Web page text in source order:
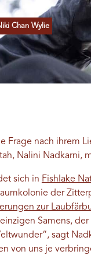
Chan Wylie
Frage nach ihrem
Nalini Nadkarni,
sich in Fishlake
der
zur
Samens,
sagt
von uns je